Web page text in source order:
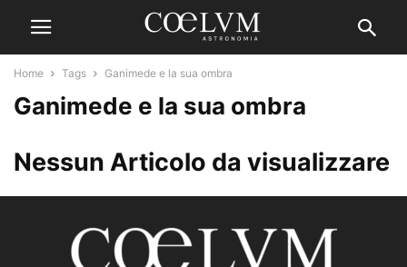
Home Tags Ganimede e la sua ombra
Ganimede e la sua ombra
Nessun Articolo da visualizzare